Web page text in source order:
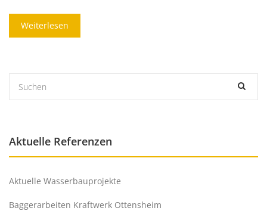
Weiterlesen
Aktuelle Referenzen
Aktuelle Wasserbauprojekte
Baggerarbeiten Kraftwerk Ottensheim